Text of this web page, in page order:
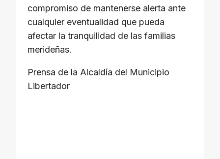
compromiso de mantenerse alerta ante
cualquier eventualidad que pueda
afectar la tranquilidad de las familias
merideñas.
Prensa de la Alcaldía del Municipio
Libertador